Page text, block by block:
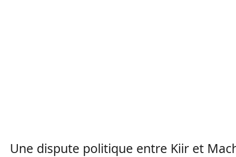
Une dispute politique entre Kiir et